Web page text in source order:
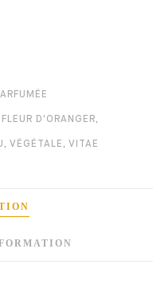
FLEUR D'ORANGER,
, VÉGÉTALE , VITAE